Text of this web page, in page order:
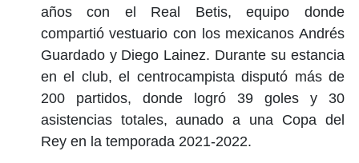
años con el Real Betis, equipo donde
compartió vestuario con los mexicanos Andrés
Guardado y Diego Lainez. Durante su estancia
en el club, el centrocampista disputó más de
200 partidos, donde logró 39 goles y 30
asistencias totales, aunado a una Copa del
Rey en la temporada 2021-2022.